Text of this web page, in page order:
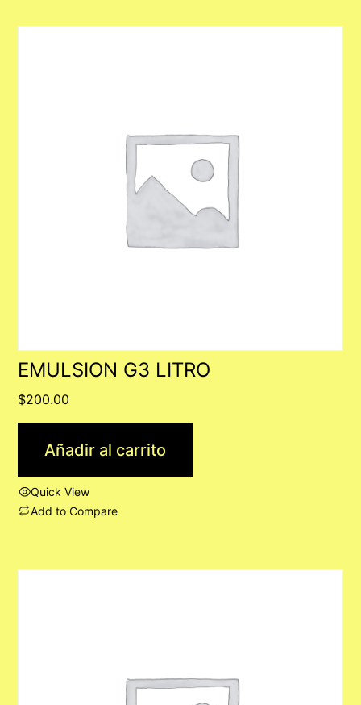
EMULSION G3 LITRO
$200.00
Añadir al carrito
Quick View
Add to Compare